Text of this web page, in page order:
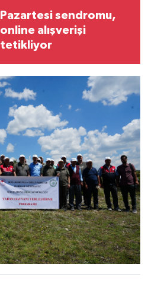
Pazartesi sendromu,
online alışverişi
tetikliyor